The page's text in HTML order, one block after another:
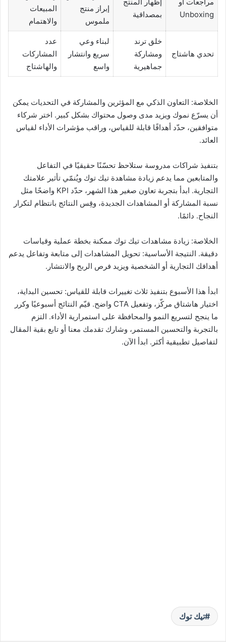
مراجعات أو
Unboxing
إظهار المنتج
بمصداقية
إبراز منتج
ملموس
المبيعات
والاهتمام
تحدي هاشتاج
خلق ترند
ومشاركة
جماهيرية
لبناء وعي
سريع وانتشار
واسع
عدد
المشاركات
والهاشتاج
الخلاصة: التعاون الذكي مع المؤثرين والمشاركة في التحديات يمكن
أن يسرّع نموك ويزيد مدى وصول محتواك بشكل كبير. اختر شركاء
متوافقين، حدّد أهدافًا قابلة للقياس، وراقب مؤشرات الأداء لقياس
العائد.
بتنفيذ شراكات مدروسة ستلاحظ تحسّنًا حقيقيًا في التفاعل
والمتابعين مما يدعم زيادة مشاهدة تيك توك ويُنمّي تأثير علامتك
التجارية. ابدأ بتجربة تعاون صغير هذا الشهر، حدّد KPI واضحًا مثل
نسبة المشاركة أو المشاهدات الجديدة، وقِس النتائج بانتظام لتكرار
النجاح. دائمًا.
الخلاصة: زيادة مشاهدات تيك توك ممكنة بخطة عملية وقياسات
دقيقة. النتيجة الأساسية: تحويل المشاهدات إلى متابعة وتفاعل يدعم
أهدافك التجارية أو الشخصية ويزيد فرص الربح والانتشار.
ابدأ هذا الأسبوع بتنفيذ ثلاث تغييرات قابلة للقياس: تحسين البداية،
اختيار هاشتاق مركّز، وتفعيل CTA واضح. قيّم النتائج أسبوعيًا وكرر
ما ينجح لتسريع النمو والمحافظة على استمرارية الأداء. التزم
بالتجربة والتحسين المستمر، وشارك تقدمك معنا أو تابع بقية المقال
لتفاصيل تطبيقية أكثر. ابدأ الآن.
تيك توك